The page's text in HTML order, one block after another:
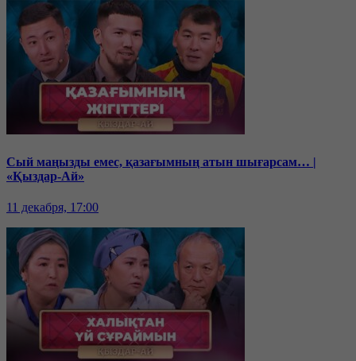
Сый маңызды емес, қазағымның атын шығарсам… |
«Қыздар-Ай»
11 декабря, 17:00